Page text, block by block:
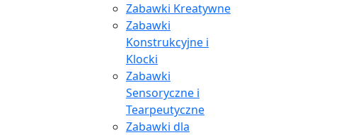
Zabawki Kreatywne
Zabawki
Konstrukcyjne i
Klocki
Zabawki
Sensoryczne i
Tearpeutyczne
Zabawki dla